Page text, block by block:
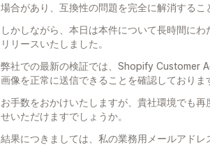
場合があり、互換性の問題を完全に解消するこ
しかしながら、本日は本件について長時間に
リリースいたしました。
弊社での最新の検証では、Shopify Customer
画像を正常に送信できることを確認しておりま
お手数をおかけいたしますが、貴社環境でも
せいただけますでしょうか。
結果につきましては、私の業務用メールアド